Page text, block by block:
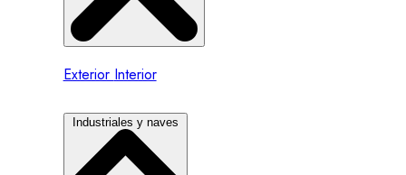
Exterior Interior
Industriales y naves